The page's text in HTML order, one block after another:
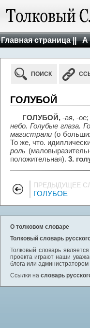
Главная страница || А
ПОИСК
ГОЛУБОЙ
ГОЛУБОЙ, -ая, -
небо. Голубые глаза.
магистрали (о
То же, что.
роль
положительная). 3.
ПРЕДЫДУЩЕЕ
ГОЛУБОЕ
О толковом словаре
Толковый словарь
Толковый словарь
проекта играют наши
блога или
Ссылки на словарь